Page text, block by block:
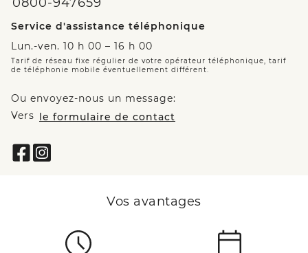
Service d'assistance téléphonique
Lun.-ven. 10 h 00 – 16 h 00
Tarif de réseau fixe régulier de votre opérateur téléphonique, tarif
de téléphonie mobile éventuellement différent.
Ou envoyez-nous un message:
Vers le formulaire de contact
Vos avantages